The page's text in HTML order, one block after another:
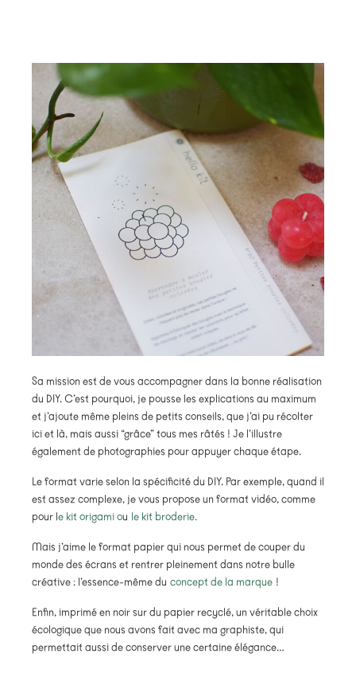
Sa mission est de vous accompagner dans la bonne réalisation
du DIY. C’est pourquoi, je pousse les explications au maximum
et j’ajoute même pleins de petits conseils, que j’ai pu récolter
ici et là, mais aussi “grâce” tous mes râtés ! Je l’illustre
également de photographies pour appuyer chaque étape.
Le format varie selon la spécificité du DIY. Par exemple, quand il
est assez complexe, je vous propose un format vidéo, comme
pour le kit origami ou le kit broderie.
Mais j’aime le format papier qui nous permet de couper du
monde des écrans et rentrer pleinement dans notre bulle
créative : l’essence-même du concept de la marque !
Enfin, imprimé en noir sur du papier recyclé, un véritable choix
écologique que nous avons fait avec ma graphiste, qui
permettait aussi de conserver une certaine élégance…